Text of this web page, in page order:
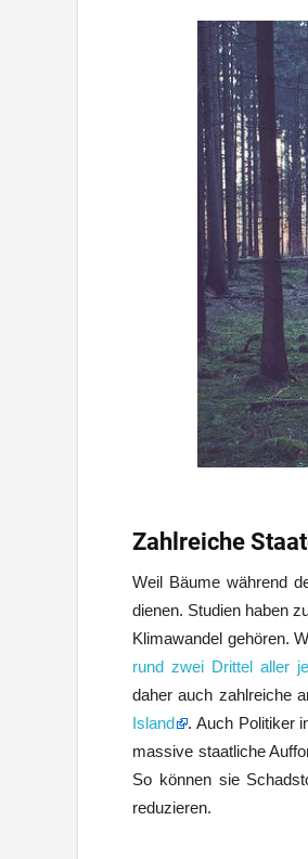
Zahlreiche
Weil Bäume während
dienen. Studien haben
Klimawandel gehören.
rund zwei Drittel aller
daher auch zahlreiche
Island
. Auch Politiker
massive staatliche
So können sie
reduzieren.